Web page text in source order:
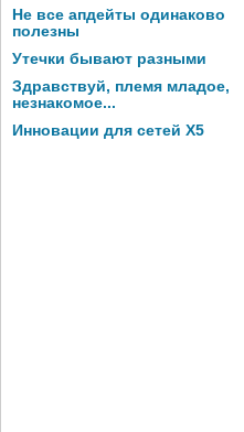
Не все апдейты одинаково
полезны
Утечки бывают разными
Здравствуй, племя младое,
незнакомое...
Инновации для сетей X5